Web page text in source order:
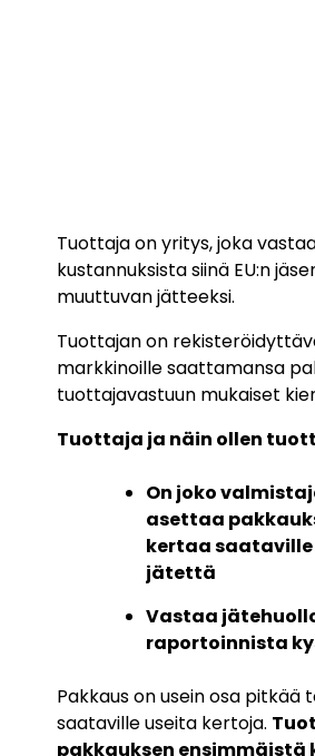
Tuottaja on yritys, joka
kustannuksistasiinä EU:n
muuttuvan jätteeksi.
Tuottajan on
markkinoille saattamansa
tuottajavastuun mukaiset
Tuottaja ja näin ollen
On joko
asettaa
kertaa
jätettä
Vastaa
raportoinnista
Pakkaus on usein osa pitkää
saataville useita kertoja.
pakkauksen ensimmäistä